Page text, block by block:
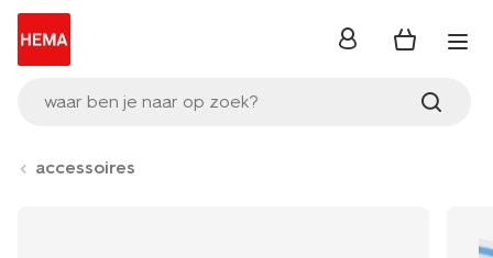
waar ben je naar op zoek?
inloggen
accessoires